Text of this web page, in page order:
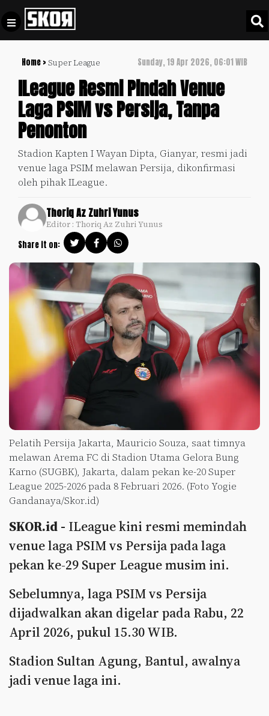
Home > Super League Sunday, 19 Apr 2026, 06:01 WIB
ILeague Resmi Pindah Venue
Laga PSIM vs Persija, Tanpa
Penonton
Stadion Kapten I Wayan Dipta, Gianyar, resmi jadi
venue laga PSIM melawan Persija, dikonfirmasi
oleh pihak ILeague.
Thoriq Az Zuhri Yunus
Editor : Thoriq Az Zuhri Yunus
Share it on:
Pelatih Persija Jakarta, Mauricio Souza, saat timnya
melawan Arema FC di Stadion Utama Gelora Bung
Karno (SUGBK), Jakarta, dalam pekan ke-20 Super
League 2025-2026 pada 8 Februari 2026. (Foto Yogie
Gandanaya/Skor.id)
SKOR.id - ILeague kini resmi memindah
venue laga PSIM vs Persija pada laga
pekan ke-29 Super League musim ini.
Sebelumnya, laga PSIM vs Persija
dijadwalkan akan digelar pada Rabu, 22
April 2026, pukul 15.30 WIB.
Stadion Sultan Agung, Bantul, awalnya
jadi venue laga ini.
Football +
Culture +
+
Timnas
Indonesia
SKOR
SPECIAL
Video
Policy
Pedoman
Pemberitaan
Media
Siber
Disclaimer
Kami